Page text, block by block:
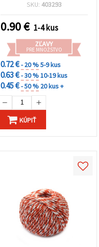
SKU: 403293
0.90€ 1-4 kus
ZĽAVY
PRE MNOŽSTVO
0.72 €- 20 %5-9 kus
0.63 €- 30 %10-19 kus
0.45 €- 50 % 20 kus +
KÚPIŤ